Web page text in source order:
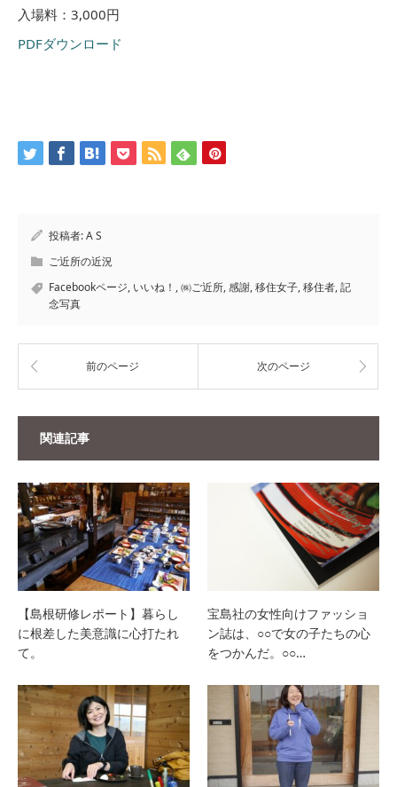
入場料：3,000円
PDFダウンロード
投稿者:A S
ご近所の近況
Facebookページ, いいね！ ,㈱ご近所,感謝,移住女子,移住者,記
念写真
前のページ 次のページ
関連記事
【島根研修レポート】暮らし
に根差した美意識に心打たれ
て。
宝島社の女性向けファッショ
ン誌は、○○で女の子たちの心
をつかんだ。○○…